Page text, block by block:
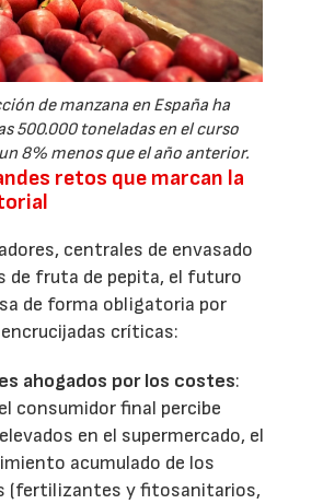
de manzana en España ha
500.000 toneladas en el curso
8% menos que el año anterior.
retos que marcan la
centrales de envasado
de fruta de pepita, el futuro
de forma obligatoria por
críticas:
ahogados por los costes:
consumidor final percibe
en el supermercado, el
acumulado de los
(fertilizantes y fitosanitarios,